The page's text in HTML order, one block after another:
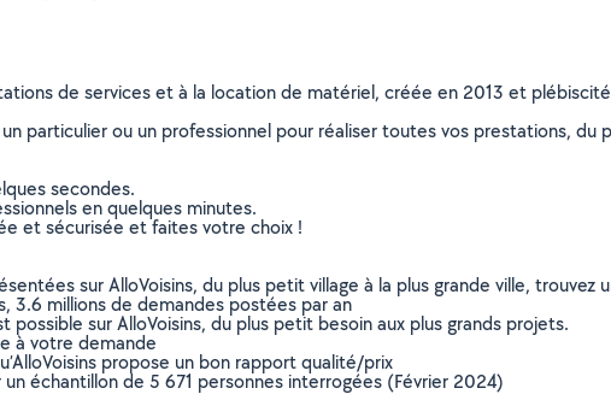
de services et à la location de matériel, créée en 2013 et
particulier ou un professionnel pour réaliser toutes vos prestations, du
secondes.
en quelques minutes.
et sécurisée et faites votre choix !
sur AlloVoisins, du plus petit village à la plus grande ville, trouvez
3.6 millions de demandes postées par an
sur AlloVoisins, du plus petit besoin aux plus grands projets.
à votre demande
propose un bon rapport qualité/prix
échantillon de 5 671 personnes interrogées (Février 2024)